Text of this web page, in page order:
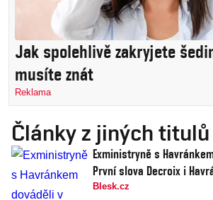
Jak spolehlivě zakryjete
musíte znát
Reklama
Články z jiných titulů
Exministryně s
První slova Decroix i
Blesk.cz